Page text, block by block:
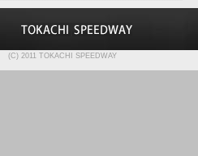
(C) 2011 TOKACHI SPEEDWAY